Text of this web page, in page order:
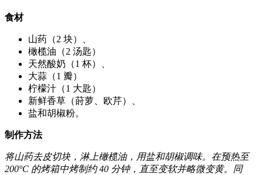
食材
山药（2 块）、
橄榄油（2 汤匙）
天然酸奶（1 杯）、
大蒜（1 瓣）
柠檬汁（1 大匙）
新鲜香草（莳萝、欧芹）、
盐和胡椒粉。
制作方法
将山药去皮切块，淋上橄榄油，用盐和胡椒调味。在预热至
200°C 的烤箱中烤制约 40 分钟，直至变软并略微变黄。同